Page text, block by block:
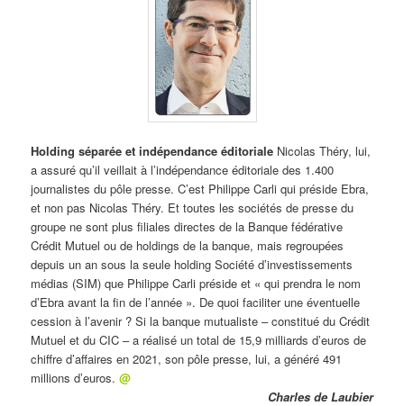
Holding séparée et indépendance éditoriale Nicolas Théry, lui,
a assuré qu’il veillait à l’indépendance éditoriale des 1.400
journalistes du pôle presse. C’est Philippe Carli qui préside Ebra,
et non pas Nicolas Théry. Et toutes les sociétés de presse du
groupe ne sont plus filiales directes de la Banque fédérative
Crédit Mutuel ou de holdings de la banque, mais regroupées
depuis un an sous la seule holding Société d’investissements
médias (SIM) que Philippe Carli préside et « qui prendra le nom
d’Ebra avant la fin de l’année ». De quoi faciliter une éventuelle
cession à l’avenir ? Si la banque mutualiste – constitué du Crédit
Mutuel et du CIC – a réalisé un total de 15,9 milliards d’euros de
chiffre d’affaires en 2021, son pôle presse, lui, a généré 491
millions d’euros.@
Charles de Laubier